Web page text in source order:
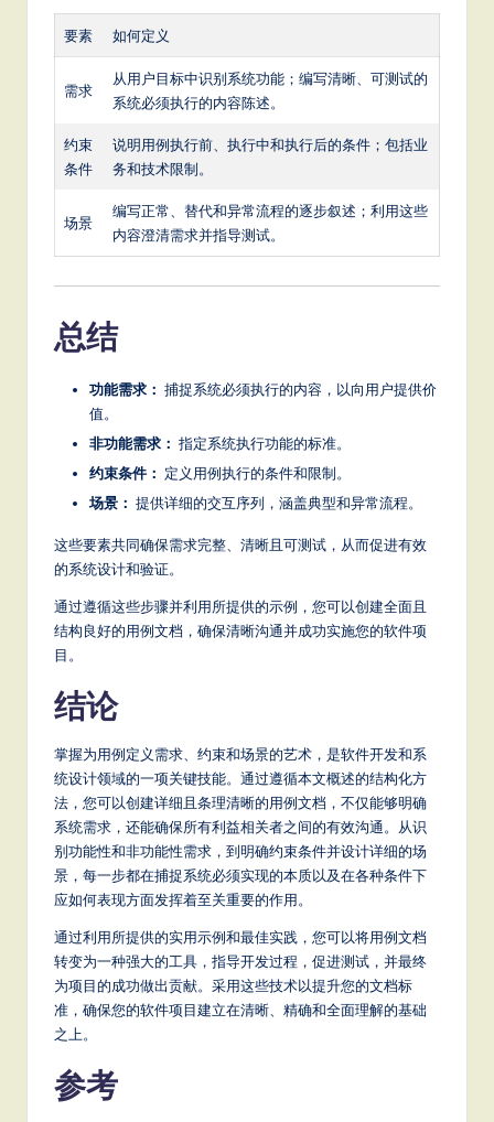
要素 如何定义
需求
从用户目标中识别系统功能；编写清晰、可测试的
系统必须执行的内容陈述。
约束
条件
说明用例执行前、执行中和执行后的条件；包括业
务和技术限制。
场景
编写正常、替代和异常流程的逐步叙述；利用这些
内容澄清需求并指导测试。
总结
功能需求： 捕捉系统必须执行的内容，以向用户提供价
值。
非功能需求： 指定系统执行功能的标准。
约束条件： 定义用例执行的条件和限制。
场景： 提供详细的交互序列，涵盖典型和异常流程。
这些要素共同确保需求完整、清晰且可测试，从而促进有效
的系统设计和验证。
通过遵循这些步骤并利用所提供的示例，您可以创建全面且
结构良好的用例文档，确保清晰沟通并成功实施您的软件项
目。
结论
掌握为用例定义需求、约束和场景的艺术，是软件开发和系
统设计领域的一项关键技能。通过遵循本文概述的结构化方
法，您可以创建详细且条理清晰的用例文档，不仅能够明确
系统需求，还能确保所有利益相关者之间的有效沟通。从识
别功能性和非功能性需求，到明确约束条件并设计详细的场
景，每一步都在捕捉系统必须实现的本质以及在各种条件下
应如何表现方面发挥着至关重要的作用。
通过利用所提供的实用示例和最佳实践，您可以将用例文档
转变为一种强大的工具，指导开发过程，促进测试，并最终
为项目的成功做出贡献。采用这些技术以提升您的文档标
准，确保您的软件项目建立在清晰、精确和全面理解的基础
之上。
参考